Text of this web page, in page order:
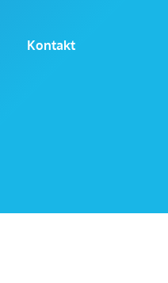
Kontakt